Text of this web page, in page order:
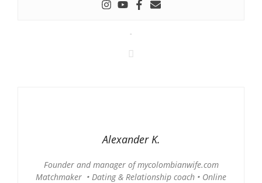
-
Alexander K.
Founder and manager of mycolombianwife.com
Matchmaker • Dating & Relationship coach • Online